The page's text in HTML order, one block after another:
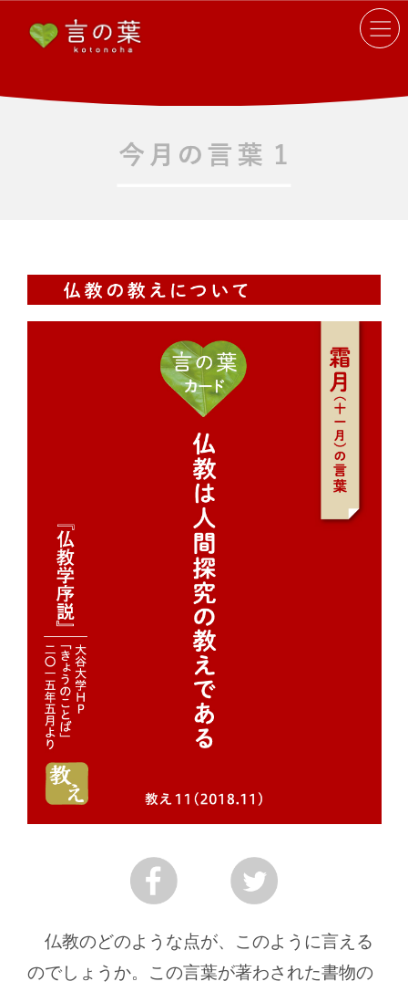
仏教のどのような点が、このように言える
のでしょうか。この言葉が著わされた書物の